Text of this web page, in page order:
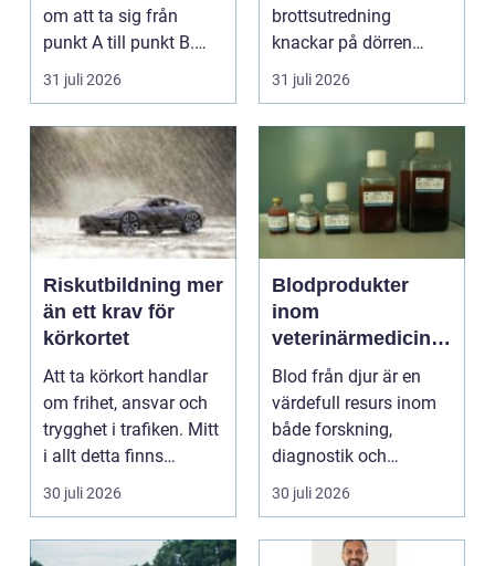
om att ta sig från
punkt A till punkt B.
För många är res...
31 juli 2026
brottsutredning
knackar på dörren
förändras vardagen
snabbt....
31 juli 2026
Riskutbildning mer
än ett krav för
körkortet
Att ta körkort handlar
om frihet, ansvar och
trygghet i trafiken. Mitt
i allt detta finns
riskutbild...
30 juli 2026
Blodprodukter
inom
veterinärmedicin
funktion, kvalitet
och användning
Blod från djur är en
värdefull resurs inom
både forskning,
diagnostik och
veterinärmedicin. När
blod...
30 juli 2026